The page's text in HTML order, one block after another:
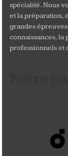
spécialité. Nous
et la préparation,
grandes
connaissances, la
professionnels et